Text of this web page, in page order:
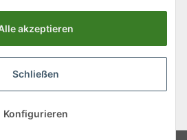
zzgl.Versand, zzgl.
akzeptieren
Schließen
Konfigurieren